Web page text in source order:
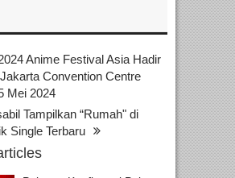
Anime Festival Asia Hadir
Convention Centre
Mei 2024
Tampilkan “Rumah" di
Single Terbaru